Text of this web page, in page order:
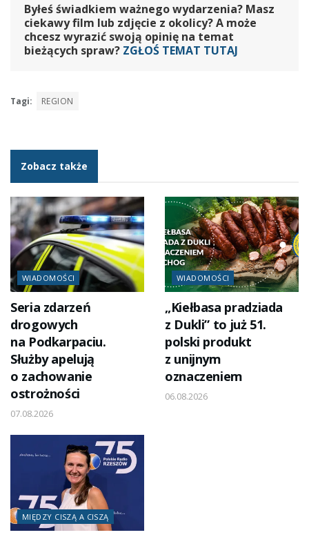
Byłeś świadkiem ważnego wydarzenia? Masz
ciekawy film lub zdjęcie z okolicy? A może
chcesz wyrazić swoją opinię na temat
bieżących spraw? ZGŁOŚ TEMAT TUTAJ
Tagi: REGION
Zobacz także
WIADOMOŚCI
Seria zdarzeń
drogowych
na Podkarpaciu.
Służby apelują
o zachowanie
ostrożności
07.08.2026
WIADOMOŚCI
„Kiełbasa pradziada
z Dukli” to już 51.
polski produkt
z unijnym
oznaczeniem
06.08.2026
MIĘDZY CISZĄ A CISZĄ